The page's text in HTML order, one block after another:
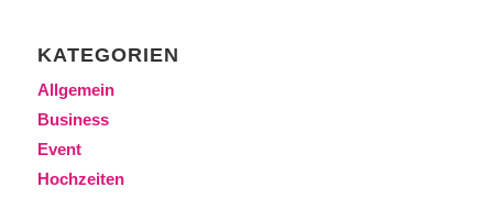
KATEGORIEN
Allgemein
Business
Event
Hochzeiten